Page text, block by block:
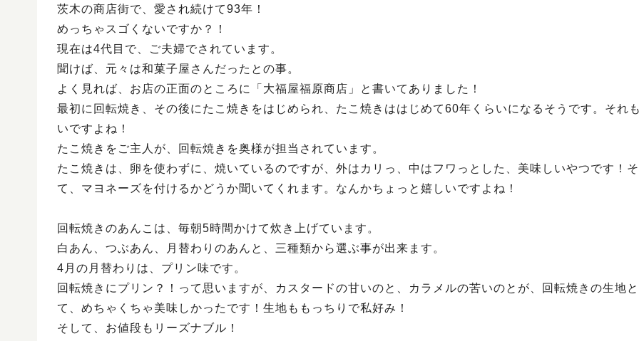
茨木の商店街で、愛され続けて93年！
めっちゃスゴくないですか？！
現在は4代目で、ご夫婦でされています。
聞けば、元々は和菓子屋さんだったとの事。
よく見れば、お店の正面のところに「大福屋福原商店」と書いてありました！
最初に回転焼き、その後にたこ焼きをはじめられ、たこ焼きははじめて60年くらいになるそうです。それ
いですよね！
たこ焼きをご主人が、回転焼きを奥様が担当されています。
たこ焼きは、卵を使わずに、焼いているのですが、外はカリっ、中はフワっとした、美味しいやつです！
て、マヨネーズを付けるかどうか聞いてくれます。なんかちょっと嬉しいですよね！
回転焼きのあんこは、毎朝5時間かけて炊き上げています。
白あん、つぶあん、月替わりのあんと、三種類から選ぶ事が出来ます。
4月の月替わりは、プリン味です。
回転焼きにプリン？！って思いますが、カスタードの甘いのと、カラメルの苦いのとが、回転焼きの生地
て、めちゃくちゃ美味しかったです！生地ももっちりで私好み！
そして、お値段もリーズナブル！